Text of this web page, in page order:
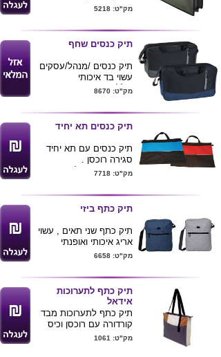
מידות :34x32x12 מק"ט: 5218
תיק כנסים שחף
תיק כנסים /מנהל/עסקים
עשוי בד איכותי
כולל ידיות ורצועת כתף
מגיע בצבעים שחור שילוב
כחול ושחור שילוב אפור
ניתן להדפיס לוגו של
הלקוח
מק"ט: 8670
תיק כנסים תא יחיד
תיק כנסים עם תא יחיד
סגירה רוכסן .
מגיע בצבעים לפי תמונה .
ניתן להדפיס לוגו ע"ג
התיק
מק"ט: 7718
תיק כתף ביזי
תיק כתף שני תאים , עשוי
אריג איכותי ואופנתי
. מידות 24X30 ס"מ .
המוצר
מק"ט: 6658
תיק כתף לתערוכות
אידאל
תיק כתף לתערוכות מבד
קורדורה עם רוכסן וכיס
בחזית.
מק"ט: 1061